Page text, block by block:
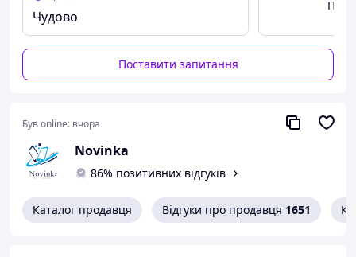
Спосіб застосування
Нанесіть невелику кількість засобу на вологе волосся.
Акуратно помасажуйте до утворення піни. Потім
ретельно змийте водою.
Чудово
Поставити запитання
Був online: вчора
Novinka
86% позитивних відгуків
Каталог продавця Відгуки про продавця 1651